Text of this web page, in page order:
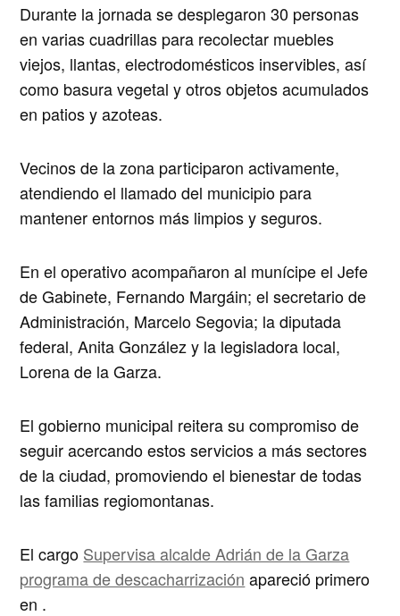
Durante la jornada se desplegaron 30 personas
en varias cuadrillas para recolectar muebles
viejos, llantas, electrodomésticos inservibles, así
como basura vegetal y otros objetos acumulados
en patios y azoteas.
Vecinos de la zona participaron activamente,
atendiendo el llamado del municipio para
mantener entornos más limpios y seguros.
En el operativo acompañaron al munícipe el Jefe
de Gabinete, Fernando Margáin; el secretario de
Administración, Marcelo Segovia; la diputada
federal, Anita González y la legisladora local,
Lorena de la Garza.
El gobierno municipal reitera su compromiso de
seguir acercando estos servicios a más sectores
de la ciudad, promoviendo el bienestar de todas
las familias regiomontanas.
El cargo Supervisa alcalde Adrián de la Garza
programa de descacharrización apareció primero
en .